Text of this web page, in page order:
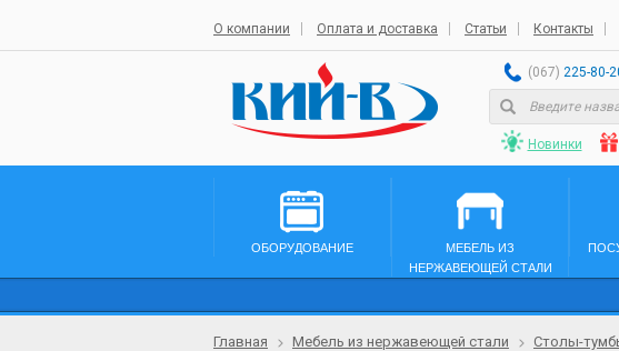
О компании Оплата и доставка Статьи Контакты
(067) 225-80-
Новинки
ОБОРУДОВАНИЕ
МЕБЕЛЬ ИЗ
НЕРЖАВЕЮЩЕЙ СТАЛИ
Главная Мебель из нержавеющей стали Столы-